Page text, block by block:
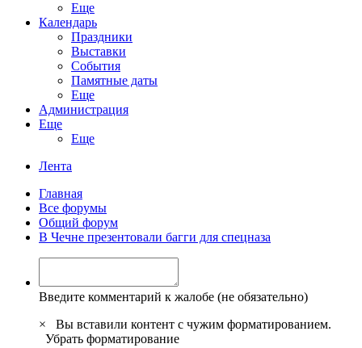
Еще
Календарь
Праздники
Выставки
События
Памятные даты
Еще
Администрация
Еще
Еще
Лента
Главная
Все форумы
Общий форум
В Чечне презентовали багги для спецназа
Введите комментарий к жалобе (не обязательно)
×
Вы вставили контент с чужим форматированием.
Убрать форматирование